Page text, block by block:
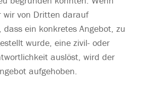
wir von Dritten darauf
dass ein konkretes Angebot, zu
wurde, eine zivil- oder
auslöst, wird der
aufgehoben.